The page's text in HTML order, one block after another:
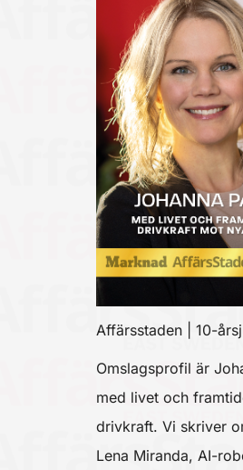
Affärsstaden | 10-
Omslagsprofil är
med livet och
drivkraft. Vi skriver
Lena Miranda, AI-